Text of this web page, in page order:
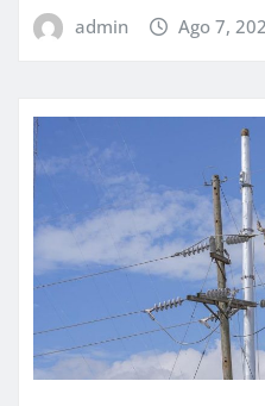
admin Ago 7,